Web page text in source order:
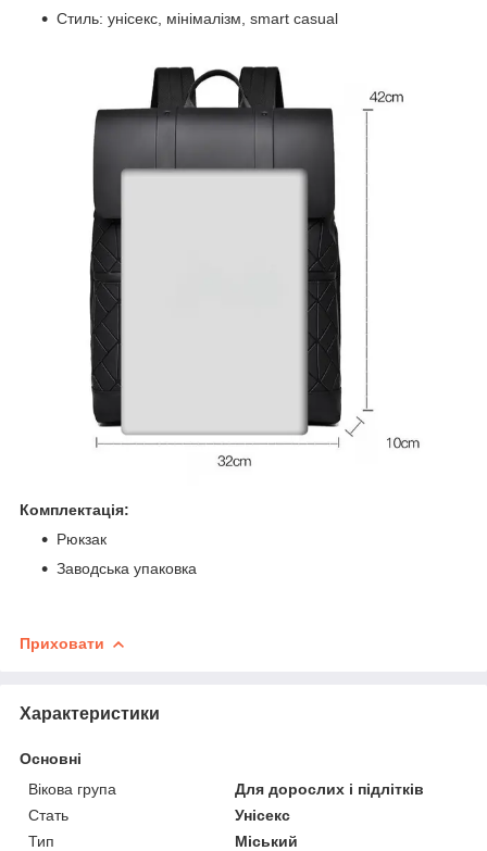
Стиль: унісекс, мінімалізм, smart casual
Комплектація:
Рюкзак
Заводська упаковка
Приховати
Характеристики
Основні
Вікова група
Для дорослих і підлітків
Стать
Унісекс
Тип
Міський